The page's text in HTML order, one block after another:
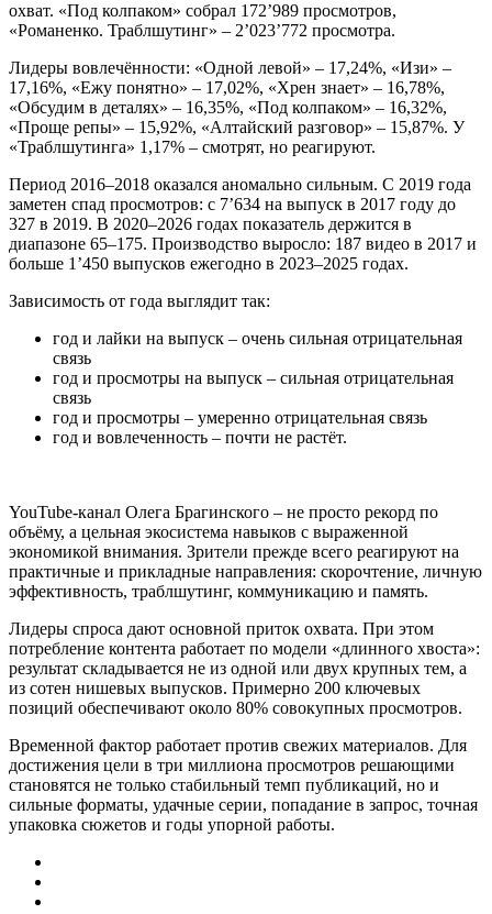
охват. «Под колпаком» собрал 172’989 просмотров,
«Романенко. Траблшутинг» – 2’023’772 просмотра.
Лидеры вовлечённости: «Одной левой» – 17,24%, «Изи» –
17,16%, «Ежу понятно» – 17,02%, «Хрен знает» – 16,78%,
«Обсудим в деталях» – 16,35%, «Под колпаком» – 16,32%,
«Проще репы» – 15,92%, «Алтайский разговор» – 15,87%. У
«Траблшутинга» 1,17% – смотрят, но реагируют.
Период 2016–2018 оказался аномально сильным. С 2019 года
заметен спад просмотров: с 7’634 на выпуск в 2017 году до
327 в 2019. В 2020–2026 годах показатель держится в
диапазоне 65–175. Производство выросло: 187 видео в 2017 и
больше 1’450 выпусков ежегодно в 2023–2025 годах.
Зависимость от года выглядит так:
год и лайки на выпуск – очень сильная отрицательная
связь
год и просмотры на выпуск – сильная отрицательная
связь
год и просмотры – умеренно отрицательная связь
год и вовлеченность – почти не растёт.
YouTube-канал Олега Брагинского – не просто рекорд по
объёму, а цельная экосистема навыков с выраженной
экономикой внимания. Зрители прежде всего реагируют на
практичные и прикладные направления: скорочтение, личную
эффективность, траблшутинг, коммуникацию и память.
Лидеры спроса дают основной приток охвата. При этом
потребление контента работает по модели «длинного хвоста»:
результат складывается не из одной или двух крупных тем, а
из сотен нишевых выпусков. Примерно 200 ключевых
позиций обеспечивают около 80% совокупных просмотров.
Временной фактор работает против свежих материалов. Для
достижения цели в три миллиона просмотров решающими
становятся не только стабильный темп публикаций, но и
сильные форматы, удачные серии, попадание в запрос, точная
упаковка сюжетов и годы упорной работы.